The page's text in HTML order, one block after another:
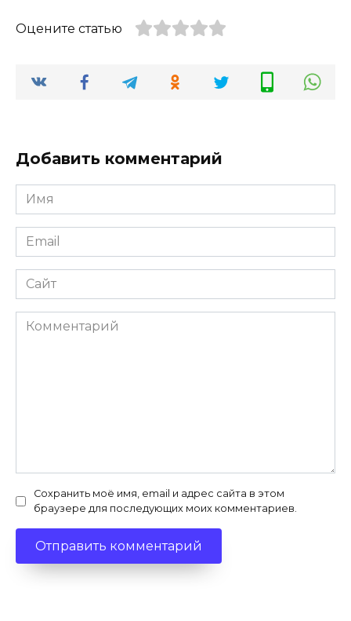
Оцените статью
Добавить комментарий
Имя
*
Email
*
Сайт
Комментарий
Сохранить моё имя, email и адрес сайта в этом
браузере для последующих моих комментариев.